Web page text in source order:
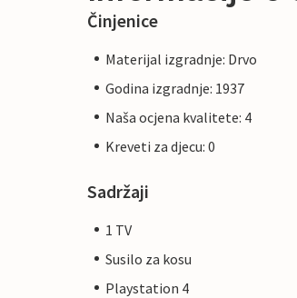
Činjenice
Materijal izgradnje: Drvo
Godina izgradnje: 1937
Naša ocjena kvalitete: 4
Kreveti za djecu: 0
Sadržaji
1 TV
Susilo za kosu
Playstation 4